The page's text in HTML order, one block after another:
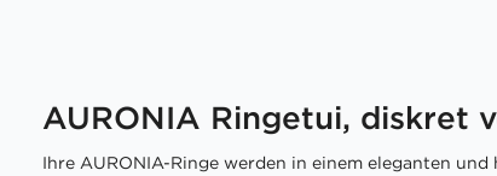
AURONIA Ringetui, diskret
Ihre AURONIA-Ringe werden in einem eleganten